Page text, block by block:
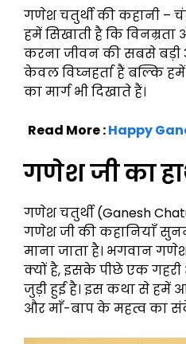
गणेश चतुर्थी की कहानी –
हमें सिखाती है कि
करना जीवन की सबसे बड़ी
केवल विघ्नहर्ता हैं बल्कि
का मार्ग भी दिखाते हैं।
Read More :Happy
गणेश जी का
गणेश चतुर्थी (Ganesh
गणेश जी की कहानियाँ
माना जाता है। भगवान
क्यों है, इसके पीछे एक
जुड़ी हुई है। इस कथा से हमें
और माँ-बाप के महत्व का